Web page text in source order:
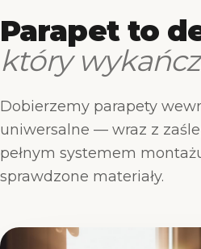
Parapet to
który
Dobierzemy parapety
uniwersalne — wraz z
pełnym systemem
sprawdzone materiały.